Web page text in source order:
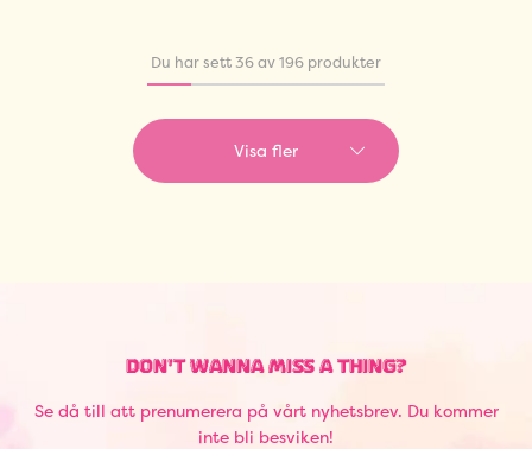
Du har sett 36 av 196 produkter
Visa fler
DON'T WANNA MISS A THING?
Se då till att prenumerera på vårt nyhetsbrev. Du kommer
inte bli besviken!